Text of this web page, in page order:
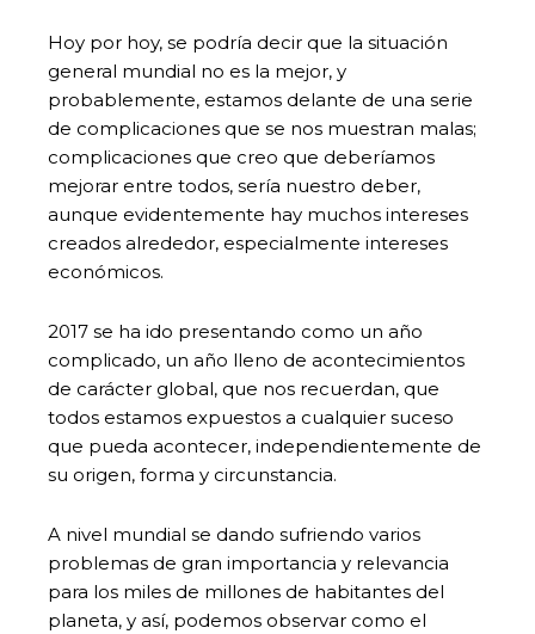
Hoy por hoy, se podría decir que la situación
general mundial no es la mejor, y
probablemente, estamos delante de una serie
de complicaciones que se nos muestran malas;
complicaciones que creo que deberíamos
mejorar entre todos, sería nuestro deber,
aunque evidentemente hay muchos intereses
creados alrededor, especialmente intereses
económicos.
2017 se ha ido presentando como un año
complicado, un año lleno de acontecimientos
de carácter global, que nos recuerdan, que
todos estamos expuestos a cualquier suceso
que pueda acontecer, independientemente de
su origen, forma y circunstancia.
A nivel mundial se dando sufriendo varios
problemas de gran importancia y relevancia
para los miles de millones de habitantes del
planeta, y así, podemos observar como el